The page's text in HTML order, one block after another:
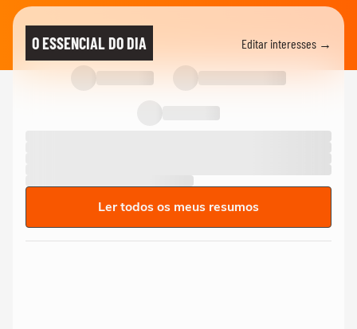
O ESSENCIAL DO DIA Editar interesses →
Ler todos os meus resumos